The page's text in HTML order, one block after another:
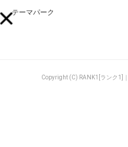
テーマパーク
Copyright (C) RANK1[ランク1]